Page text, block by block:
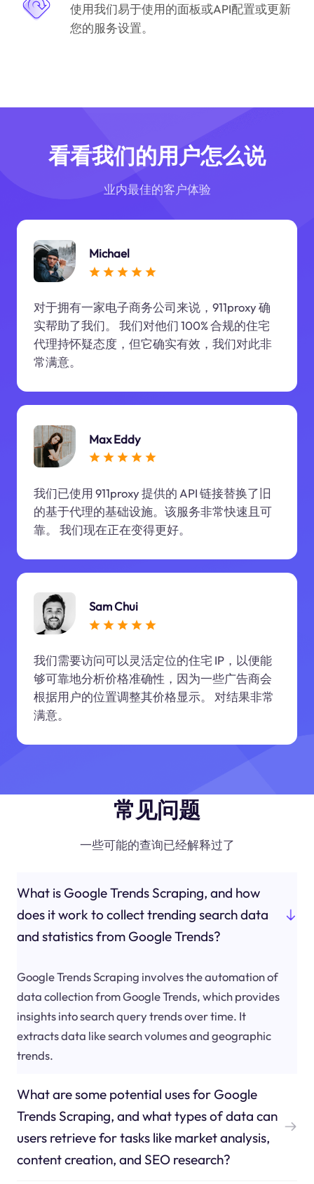
使用我们易于使用的面板或API配置或更新
您的服务设置。
看看我们的用户怎么说
业内最佳的客户体验
Michael
对于拥有一家电子商务公司来说，911proxy 确
实帮助了我们。 我们对他们 100% 合规的住宅
代理持怀疑态度，但它确实有效，我们对此非
常满意。
Max Eddy
我们已使用 911proxy 提供的 API 链接替换了旧
的基于代理的基础设施。该服务非常快速且可
靠。 我们现在正在变得更好。
Sam Chui
我们需要访问可以灵活定位的住宅 IP，以便能
够可靠地分析价格准确性，因为一些广告商会
根据用户的位置调整其价格显示。 对结果非常
满意。
常见问题
一些可能的查询已经解释过了
What is Google Trends Scraping, and how
does it work to collect trending search data
and statistics from Google Trends?
Google Trends Scraping involves the automation of
data collection from Google Trends, which provides
insights into search query trends over time. It
extracts data like search volumes and geographic
trends.
What are some potential uses for Google
Trends Scraping, and what types of data can
users retrieve for tasks like market analysis,
content creation, and SEO research?